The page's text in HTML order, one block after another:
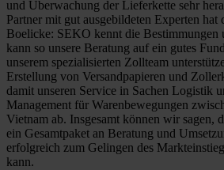
und Überwachung der Lieferkette sehr
Partner mit gut ausgebildeten Experten
Boelicke: SEKO kennt die Bestimmungen
kann so unsere Beratung auf ein gutes
unserem spezialisierten Zollteam
Erstellung von Versandpapieren und
damit unseren Service in Sachen Logistik
Management für Warenbewegungen
Vietnam ab. Insgesamt können wir sagen,
ein Gesamtpaket an Beratung und
erfolgreich zum Gelingen des
kann.